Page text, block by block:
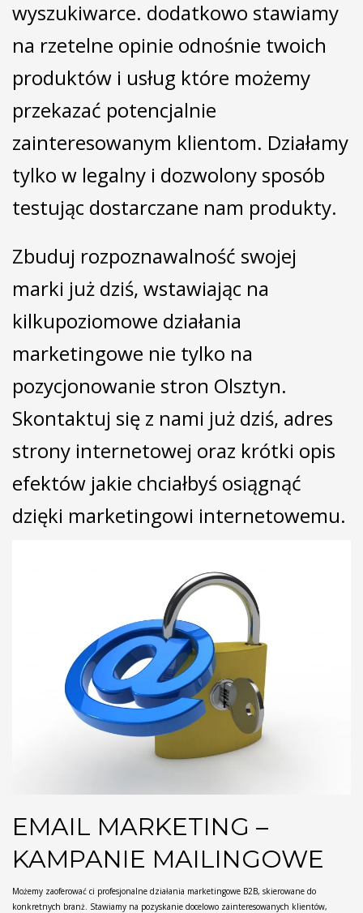
wyszukiwarce. dodatkowo stawiamy
na rzetelne opinie odnośnie twoich
produktów i usług które możemy
przekazać potencjalnie
zainteresowanym klientom. Działamy
tylko w legalny i dozwolony sposób
testując dostarczane nam produkty.
Zbuduj rozpoznawalność swojej
marki już dziś, wstawiając na
kilkupoziomowe działania
marketingowe nie tylko na
pozycjonowanie stron Olsztyn.
Skontaktuj się z nami już dziś, adres
strony internetowej oraz krótki opis
efektów jakie chciałbyś osiągnąć
dzięki marketingowi internetowemu.
EMAIL MARKETING –
KAMPANIE MAILINGOWE
Możemy zaoferować ci profesjonalne działania marketingowe B2B, skierowane do
konkretnych branż. Stawiamy na pozyskanie docelowo zainteresowanych klientów,